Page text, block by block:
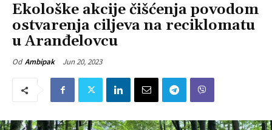
Ekološke akcije čišćenja povodom
ostvarenja ciljeva na reciklomatu
u Aranđelovcu
Od Ambipak Jun 20, 2023